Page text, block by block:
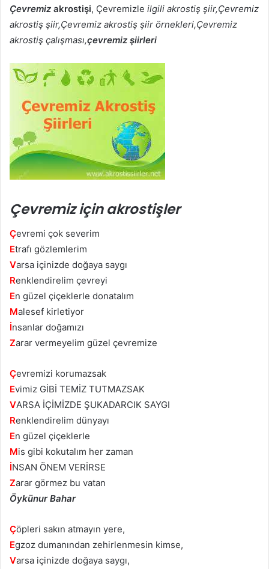
Çevremiz akrostişi, Çevremizle ilgili akrostiş şiir,Çevremiz
akrostiş şiir,Çevremiz akrostiş şiir örnekleri,Çevremiz
akrostiş çalışması,çevremiz şiirleri
Çevremiz için akrostişler
Çevremi çok severim
Etrafı gözlemlerim
Varsa içinizde doğaya saygı
Renklendirelim çevreyi
En güzel çiçeklerle donatalım
Malesef kirletiyor
İnsanlar doğamızı
Zarar vermeyelim güzel çevremize
Çevremizi korumazsak
Evimiz GİBİ TEMİZ TUTMAZSAK
VARSA İÇİMİZDE ŞUKADARCIK SAYGI
Renklendirelim dünyayı
En güzel çiçeklerle
Mis gibi kokutalım her zaman
İNSAN ÖNEM VERİRSE
Zarar görmez bu vatan
Öykünur Bahar
Çöpleri sakın atmayın yere,
Egzoz dumanından zehirlenmesin kimse,
Varsa içinizde doğaya saygı,